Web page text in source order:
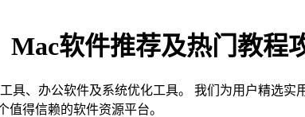
软件推荐及热门教程
具、办公软件及系统优化工具。 我们为用户精选
得信赖的软件资源平台。